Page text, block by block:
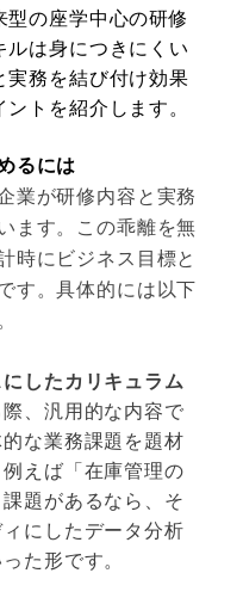
型の座学中心の研修
ルは身につきにくい
実務を結び付け効果
トを紹介します。
るには
業が研修内容と実務
ます。この乖離を無
時にビジネス目標と
す。具体的には以下
したカリキュラム
、汎用的な内容で
な業務課題を題材
えば「在庫管理の
題があるなら、そ
にしたデータ分析
た形です。